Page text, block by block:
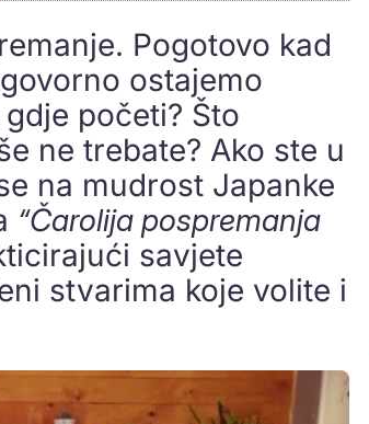
Pogotovo kad
ostajemo
gdje početi? Što
ne trebate? Ako ste u
na mudrost Japanke
“Čarolija pospremanja
savjete
stvarima koje volite i